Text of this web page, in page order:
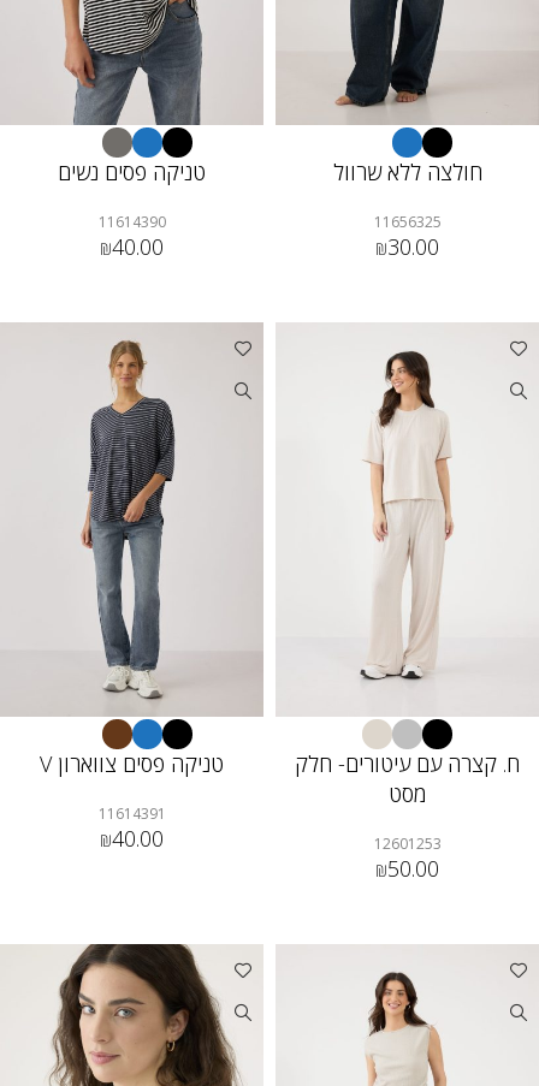
חולצה ללא שרוול
11656325
₪30.00
טניקה פסים נשים
11614390
₪40.00
ח. קצרה עם עיטורים- חלק
מסט
12601253
₪50.00
טניקה פסים צווארון V
11614391
₪40.00